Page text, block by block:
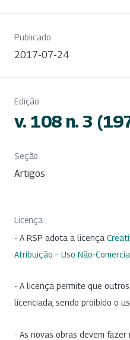
Publicado
2017-07-24
Edição
v. 108 n. 3
Seção
Artigos
Licença
- A RSP adota a licença
Atribuição – Uso Não-
- A licença permite que
licenciada, sendo proibido o
- As novas obras devem